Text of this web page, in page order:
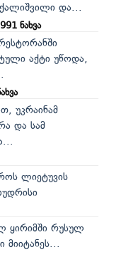
და...
ნახვა
აქტი უწოდა,
უკრაინამ
და სამ
ლიეტუვის
ყირიმში რუსულ
მიიტანეს...